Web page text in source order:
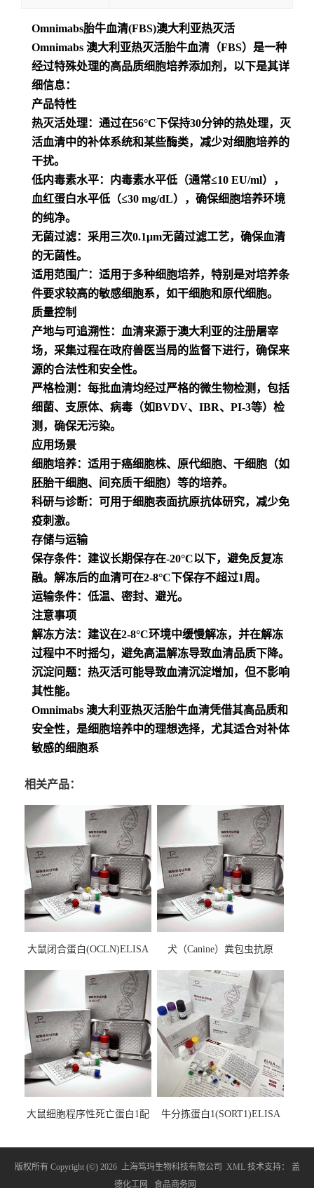
Omnimabs胎牛血清(FBS)澳大利亚热灭活
Omnimabs 澳大利亚热灭活胎牛血清（FBS）是一种
经过特殊处理的高品质细胞培养添加剂，以下是其详
细信息：
产品特性
热灭活处理：通过在56°C下保持30分钟的热处理，灭
活血清中的补体系统和某些酶类，减少对细胞培养的
干扰。
低内毒素水平：内毒素水平低（通常≤10 EU/ml），
血红蛋白水平低（≤30 mg/dL），确保细胞培养环境
的纯净。
无菌过滤：采用三次0.1μm无菌过滤工艺，确保血清
的无菌性。
适用范围广：适用于多种细胞培养，特别是对培养条
件要求较高的敏感细胞系，如干细胞和原代细胞。
质量控制
产地与可追溯性：血清来源于澳大利亚的注册屠宰
场，采集过程在政府兽医当局的监督下进行，确保来
源的合法性和安全性。
严格检测：每批血清均经过严格的微生物检测，包括
细菌、支原体、病毒（如BVDV、IBR、PI-3等）检
测，确保无污染。
应用场景
细胞培养：适用于癌细胞株、原代细胞、干细胞（如
胚胎干细胞、间充质干细胞）等的培养。
科研与诊断：可用于细胞表面抗原抗体研究，减少免
疫刺激。
存储与运输
保存条件：建议长期保存在-20°C以下，避免反复冻
融。解冻后的血清可在2-8°C下保存不超过1周。
运输条件：低温、密封、避光。
注意事项
解冻方法：建议在2-8°C环境中缓慢解冻，并在解冻
过程中不时摇匀，避免高温解冻导致血清品质下降。
沉淀问题：热灭活可能导致血清沉淀增加，但不影响
其性能。
Omnimabs 澳大利亚热灭活胎牛血清凭借其高品质和
安全性，是细胞培养中的理想选择，尤其适合对补体
敏感的细胞系
相关产品：
大鼠闭合蛋白(OCLN)ELISA
犬（Canine）粪包虫抗原
大鼠细胞程序性死亡蛋白1配
试剂盒
牛分拣蛋白1(SORT1)ELISA
版权所有 Copyright (©) 2026 上海笃玛生物科技有限公司 XML技术支持：
盖
德化工网
食品商务网